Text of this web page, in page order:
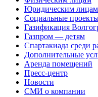
Юридическим
Социальные
Газификация
Газпром — детям
Спартакиада среди
Дополнительные
Аренда помещений
Пресс-центр
Новости
СМИ о компании